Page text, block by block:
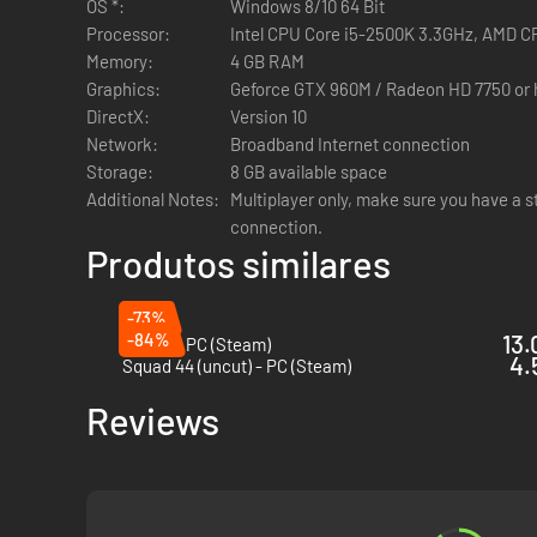
Este jogo histórico decorre nos lagos, florestas,
história da humanidade. Este jogo permite dominar uma
romeno, ou em alternativa em nome dos Impérios
Tannenberg oferece vários modos de jogo, incluindo o
OS *:
Windows 8/10 64 Bit
Processor:
Intel CPU Core i5-2500K 3.3GHz, AMD
Memory:
4 GB RAM
Graphics:
Geforce GTX 960M / Radeon HD 7750
DirectX:
Version 10
Network:
Broadband Internet connection
Storage:
8 GB available space
Additional Notes:
Multiplayer only, make sure you have a
connection.
Produtos similares
-73%
Squad - PC (Steam)
-84%
Squad 44 (uncut) - PC (Steam)
Reviews